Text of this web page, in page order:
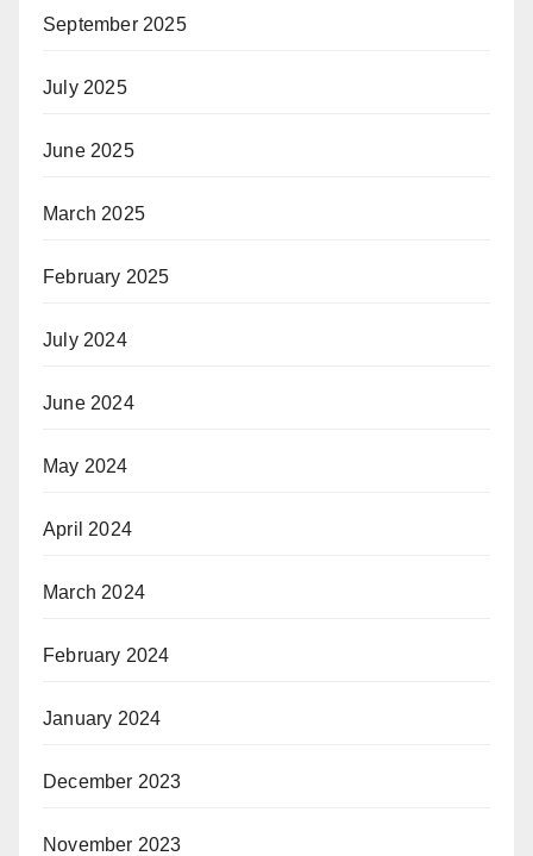
September 2025
July 2025
June 2025
March 2025
February 2025
July 2024
June 2024
May 2024
April 2024
March 2024
February 2024
January 2024
December 2023
November 2023